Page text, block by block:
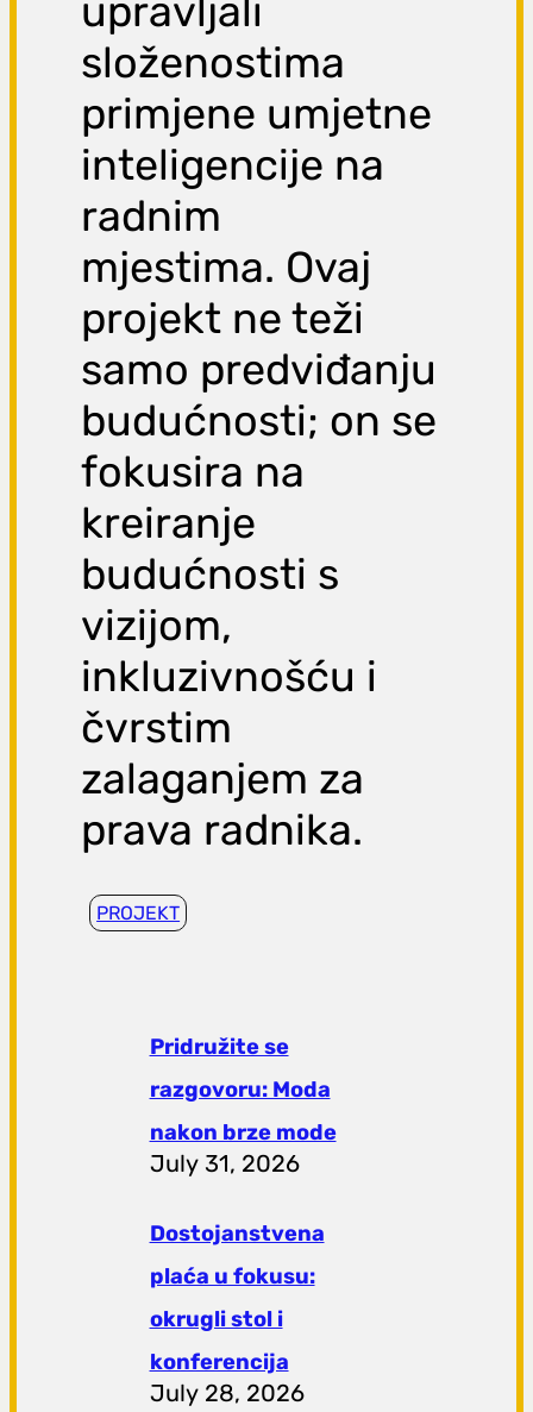
upravljali
složenostima
primjene umjetne
inteligencije na
radnim
mjestima. Ovaj
projekt ne teži
samo predviđanju
budućnosti; on se
fokusira na
kreiranje
budućnosti s
vizijom,
inkluzivnošću i
čvrstim
zalaganjem za
prava radnika.
PROJEKT
Pridružite se
razgovoru: Moda
nakon brze mode
July 31, 2026
Dostojanstvena
plaća u fokusu:
okrugli stol i
konferencija
July 28, 2026